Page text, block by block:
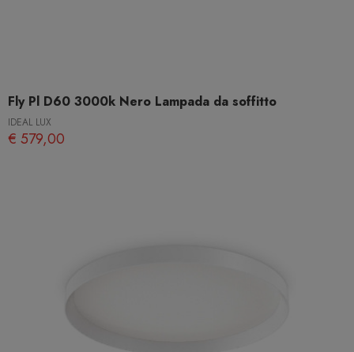
Fly Pl D60 3000k Nero Lampada da soffitto
IDEAL LUX
€ 579,00